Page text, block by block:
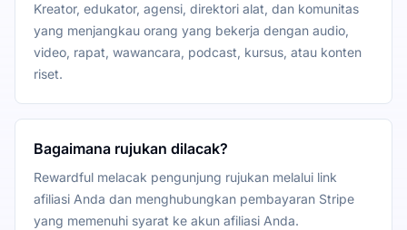
Kreator, edukator, agensi, direktori alat, dan komunitas
yang menjangkau orang yang bekerja dengan audio,
video, rapat, wawancara, podcast, kursus, atau konten
riset.
Bagaimana rujukan dilacak?
Rewardful melacak pengunjung rujukan melalui link
afiliasi Anda dan menghubungkan pembayaran Stripe
yang memenuhi syarat ke akun afiliasi Anda.